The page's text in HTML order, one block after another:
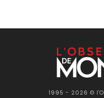
1995 - 2026 ©